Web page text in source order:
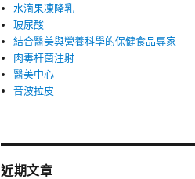
水滴果凍隆乳
玻尿酸
結合醫美與營養科學的保健食品專家
肉毒杆菌注射
醫美中心
音波拉皮
近期文章